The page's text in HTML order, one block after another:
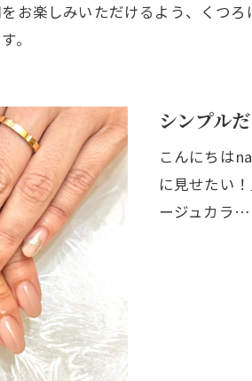
お楽しみいただけるよう、くつ
。
シンプル
こんにちは
に見せたい
ージュカラ…